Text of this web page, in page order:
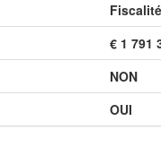
€ 1 791
NON
OUI